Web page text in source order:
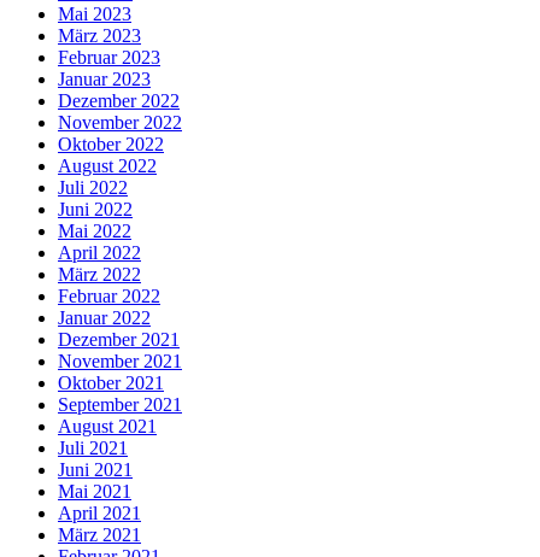
Mai 2023
März 2023
Februar 2023
Januar 2023
Dezember 2022
November 2022
Oktober 2022
August 2022
Juli 2022
Juni 2022
Mai 2022
April 2022
März 2022
Februar 2022
Januar 2022
Dezember 2021
November 2021
Oktober 2021
September 2021
August 2021
Juli 2021
Juni 2021
Mai 2021
April 2021
März 2021